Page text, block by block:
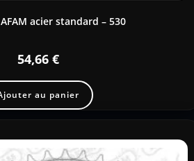
acier standard – 530
54,66 €
au panier